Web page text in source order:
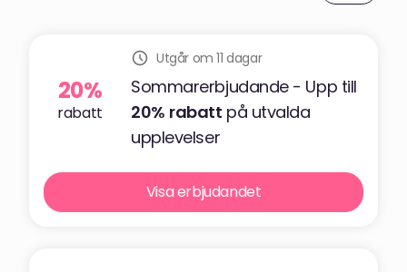
20%
rabatt
Utgår om 11 dagar
Sommarerbjudande - Upp till
20% rabatt på utvalda
upplevelser
Visa erbjudandet